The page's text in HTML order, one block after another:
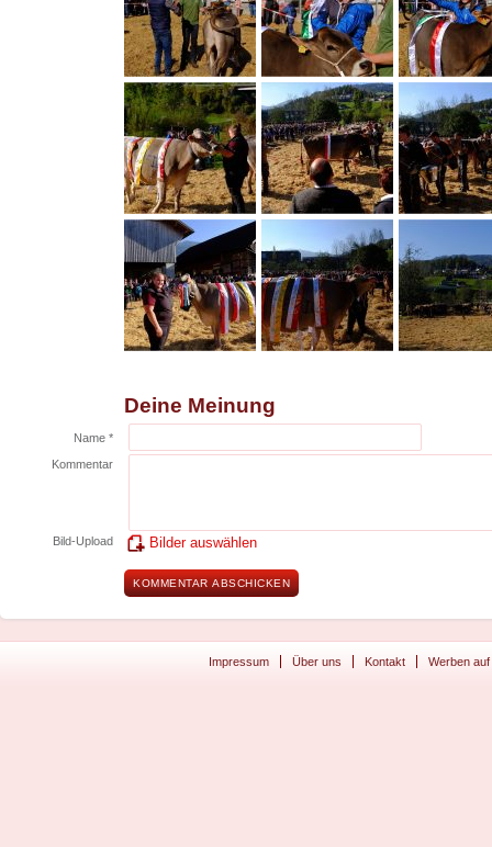
Deine Meinung
Name *
Kommentar
Bild-Upload Bilder auswählen
Impressum Über uns Kontakt Werben